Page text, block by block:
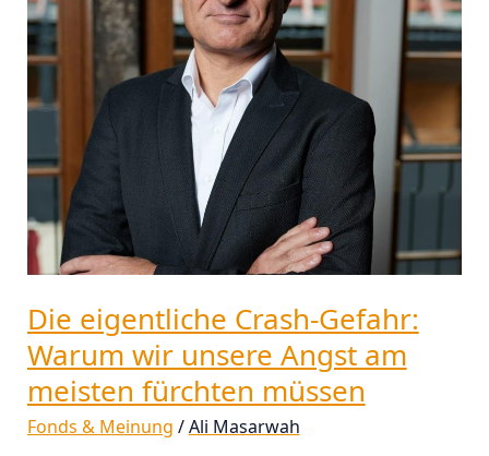
Die eigentliche Crash-Gefahr:
Warum wir unsere Angst am
meisten fürchten müssen
Fonds & Meinung /Ali Masarwah
unsere
Angst
am
fürchten
müssen